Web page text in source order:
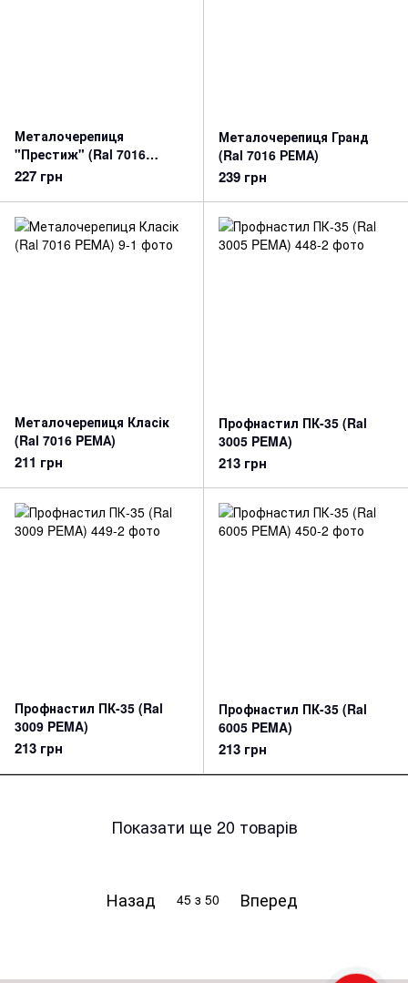
Металочерепиця
"Престиж" (Ral 7016
PEMA)
227 грн
Металочерепиця Гранд
(Ral 7016 РЕМА)
239 грн
Металочерепиця Класік
(Ral 7016 PEМА)
211 грн
Профнастил ПК-35 (Ral
3005 PEMA)
213 грн
Профнастил ПК-35 (Ral
3009 PEMA)
213 грн
Профнастил ПК-35 (Ral
6005 PEMA)
213 грн
Показати ще 20 товарів
Назад 45 з 50 Вперед